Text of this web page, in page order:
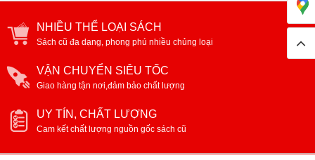
NHIỀU THỂ LOẠI SÁCH
Sách cũ đa dạng, phong phú nhiều chủng loại
VẬN CHUYỂN SIÊU TỐC
Giao hàng tận nơi,đảm bảo chất lượng
UY TÍN, CHẤT LƯỢNG
Cam kết chất lượng nguồn gốc sách cũ